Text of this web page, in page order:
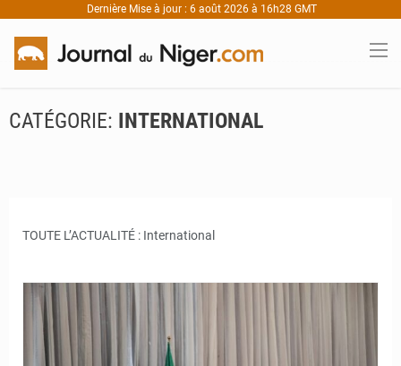
Dernière Mise à jour : 6 août 2026 à 16h28 GMT
CATÉGORIE: INTERNATIONAL
TOUTE L’ACTUALITÉ : International